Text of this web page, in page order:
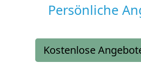
Persönliche
Kostenlose